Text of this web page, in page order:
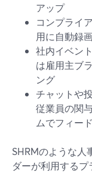
アップ
コンプライ
用に自動録
社内イベン
は雇用主ブ
ング
チャットや
従業員の関
ムでフィー
SHRMのような人
ダーが利用する